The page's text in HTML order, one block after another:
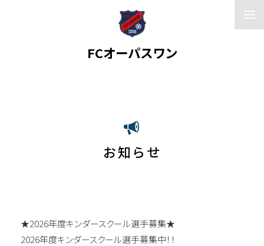
FCオーパスワン
お知らせ
★2026年度キンダースクール選手募集★
2026年度キンダースクール選手募集中！！